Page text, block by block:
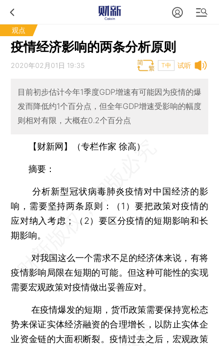
观点
疫情经济影响的两条分析原则
试听
2020年02月01日 19:35 T中
目前初步估计今年1季度GDP增速有可能因为疫情的爆
发而降低约1个百分点，但全年GDP增速受影响的幅度
则相对有限，大概在0.2个百分点
【财新网】（专栏作家 徐高）
摘要：
分析新型冠状病毒肺炎疫情对中国经济的影
响，需要坚持两条原则：（1）要把政策对疫情的
应对纳入考虑；（2）要区分疫情的短期影响和长
期影响。
对我国这么一个需求不足的经济体来说，有将
疫情影响局限在短期的可能。但这种可能性的实现
需要宏观政策对疫情做出妥善应对。
在疫情爆发的短期，货币政策需要保持宽松态
势来保证实体经济融资的合理增长，以防止实体企
业资金链的大面积断裂。疫情过去之后，宏观政策